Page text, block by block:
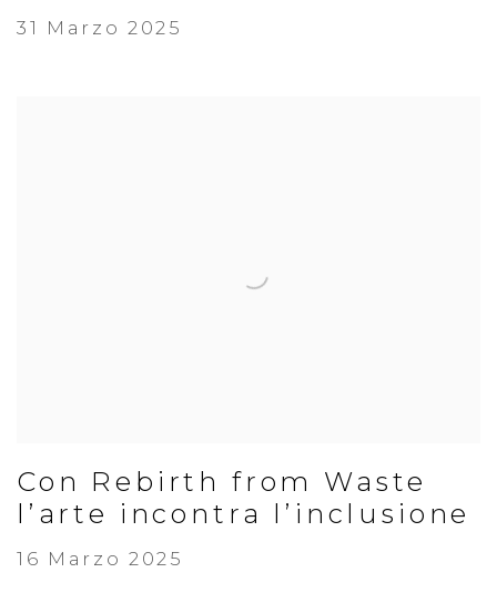
31 Marzo 2025
Con Rebirth from Waste
l’arte incontra l’inclusione
16 Marzo 2025